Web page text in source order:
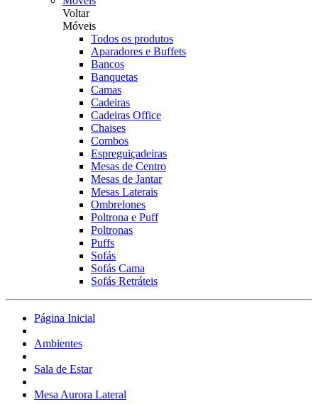
Voltar
Móveis
Todos os produtos
Aparadores e Buffets
Bancos
Banquetas
Camas
Cadeiras
Cadeiras Office
Chaises
Combos
Espreguiçadeiras
Mesas de Centro
Mesas de Jantar
Mesas Laterais
Ombrelones
Poltrona e Puff
Poltronas
Puffs
Sofás
Sofás Cama
Sofás Retráteis
Página Inicial
Ambientes
Sala de Estar
Mesa Aurora Lateral